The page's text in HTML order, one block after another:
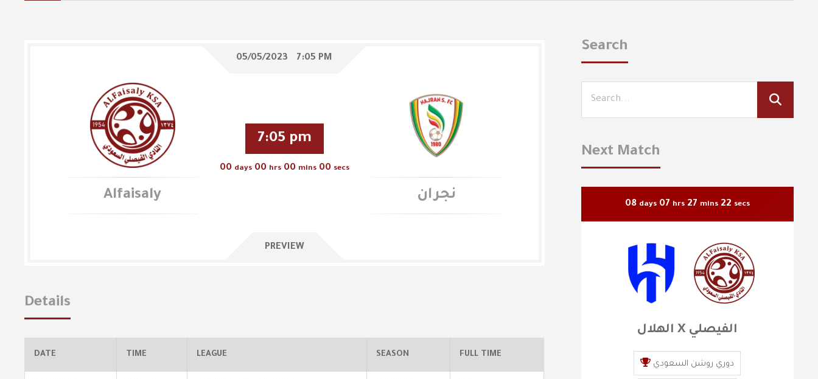
05/05/2023 7:05 PM
Alfaisaly
7:05 pm
00 days 00 hrs 00 mins 00 secs
نجران
PREVIEW
Details
DATE TIME LEAGUE SEASON FULL TIME
Search
Next Match
08 days 07 hrs 27 mins 21 secs
الهلال X الفيصلي
دوري روشن السعودي